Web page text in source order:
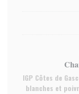
IGP Côtes de
blanches et